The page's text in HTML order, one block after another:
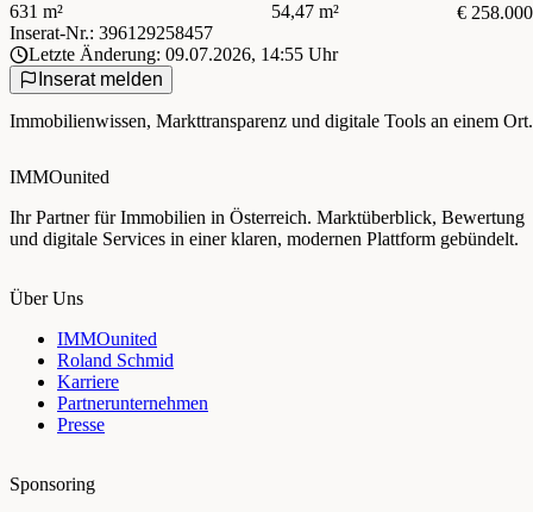
631 m²
54,47 m²
€ 258.000
Inserat-Nr.: 396129258457
Letzte Änderung: 09.07.2026, 14:55 Uhr
Inserat melden
Immobilienwissen, Markttransparenz und digitale Tools an einem Ort.
IMMOunited
Ihr Partner für Immobilien in Österreich. Marktüberblick, Bewertung
und digitale Services in einer klaren, modernen Plattform gebündelt.
Über Uns
IMMOunited
Roland Schmid
Karriere
Partnerunternehmen
Presse
Sponsoring